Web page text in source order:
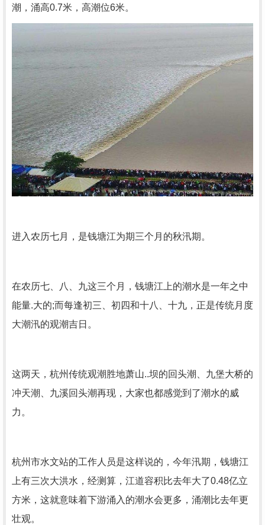
潮，涌高0.7米，高潮位6米。
进入农历七月，是钱塘江为期三个月的秋汛期。
在农历七、八、九这三个月，钱塘江上的潮水是一年之中
能量.大的;而每逢初三、初四和十八、十九，正是传统月度
大潮汛的观潮吉日。
这两天，杭州传统观潮胜地萧山..坝的回头潮、九堡大桥的
冲天潮、九溪回头潮再现，大家也都感觉到了潮水的威
力。
杭州市水文站的工作人员是这样说的，今年汛期，钱塘江
上有三次大洪水，经测算，江道容积比去年大了0.48亿立
方米，这就意味着下游涌入的潮水会更多，涌潮比去年更
壮观。